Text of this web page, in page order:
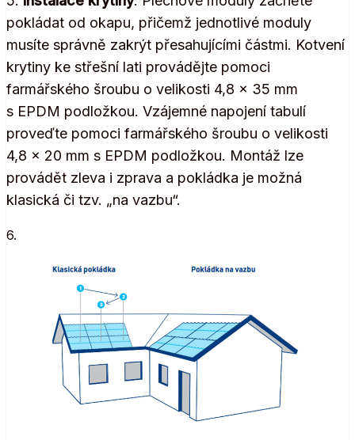
pokládat od okapu, přičemž jednotlivé moduly
musíte správně zakrýt přesahujícími částmi. Kotvení
krytiny ke střešní lati provádějte pomoci
farmářského šroubu o velikosti 4,8 x 35 mm
s EPDM podložkou. Vzájemné napojení tabulí
proveďte pomoci farmářského šroubu o velikosti
4,8 x 20 mm s EPDM podložkou. Montáž lze
provádět zleva i zprava a pokládka je možná
klasická či tzv. „na vazbu“.
6.